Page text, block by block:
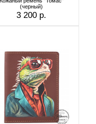
(черный)
3 200 р.